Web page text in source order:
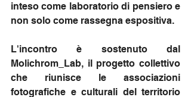
inteso come laboratorio di pensiero e
non solo come rassegna espositiva.
L'incontro è sostenuto dal
Molichrom_Lab, il progetto collettivo
che riunisce le associazioni
fotografiche e culturali del territorio